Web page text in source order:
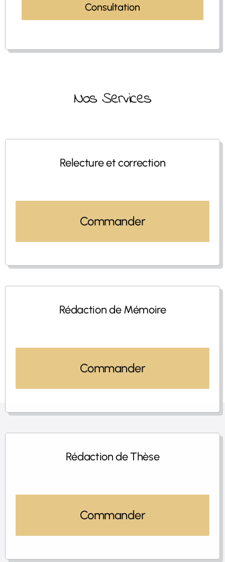
Consultation
Nos Services
Relecture et correction
Commander
Rédaction de Mémoire
Commander
Rédaction de Thèse
Commander